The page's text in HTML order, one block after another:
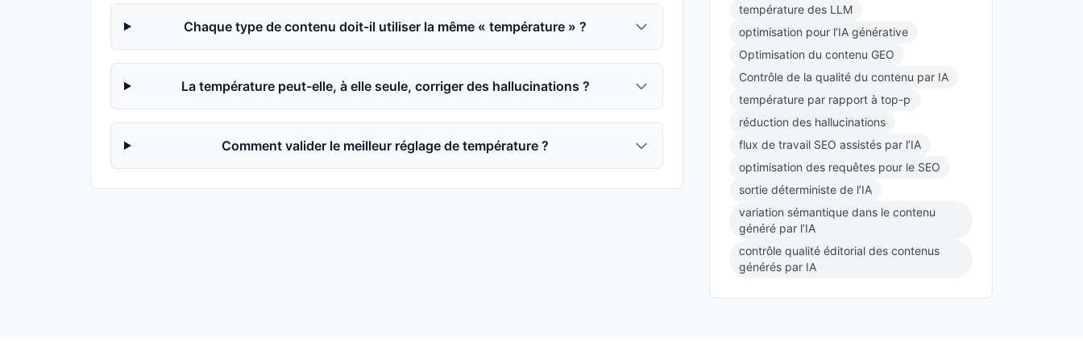
Chaque type de contenu doit-il utiliser la même « température » ?
La température peut-elle, à elle seule, corriger des hallucinations ?
Comment valider le meilleur réglage de température ?
température des LLM
optimisation pour l’IA générative
Optimisation du contenu GEO
Contrôle de la qualité du contenu par IA
température par rapport à top-p
réduction des hallucinations
flux de travail SEO assistés par l’IA
optimisation des requêtes pour le SEO
sortie déterministe de l’IA
variation sémantique dans le contenu
généré par l’IA
contrôle qualité éditorial des contenus
générés par IA